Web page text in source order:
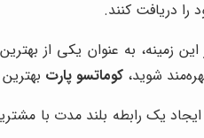
دریافت کنند.
به عنوان یکی از بهترین
شوید، کوماتسو پارت
یک رابطه بلند مدت با